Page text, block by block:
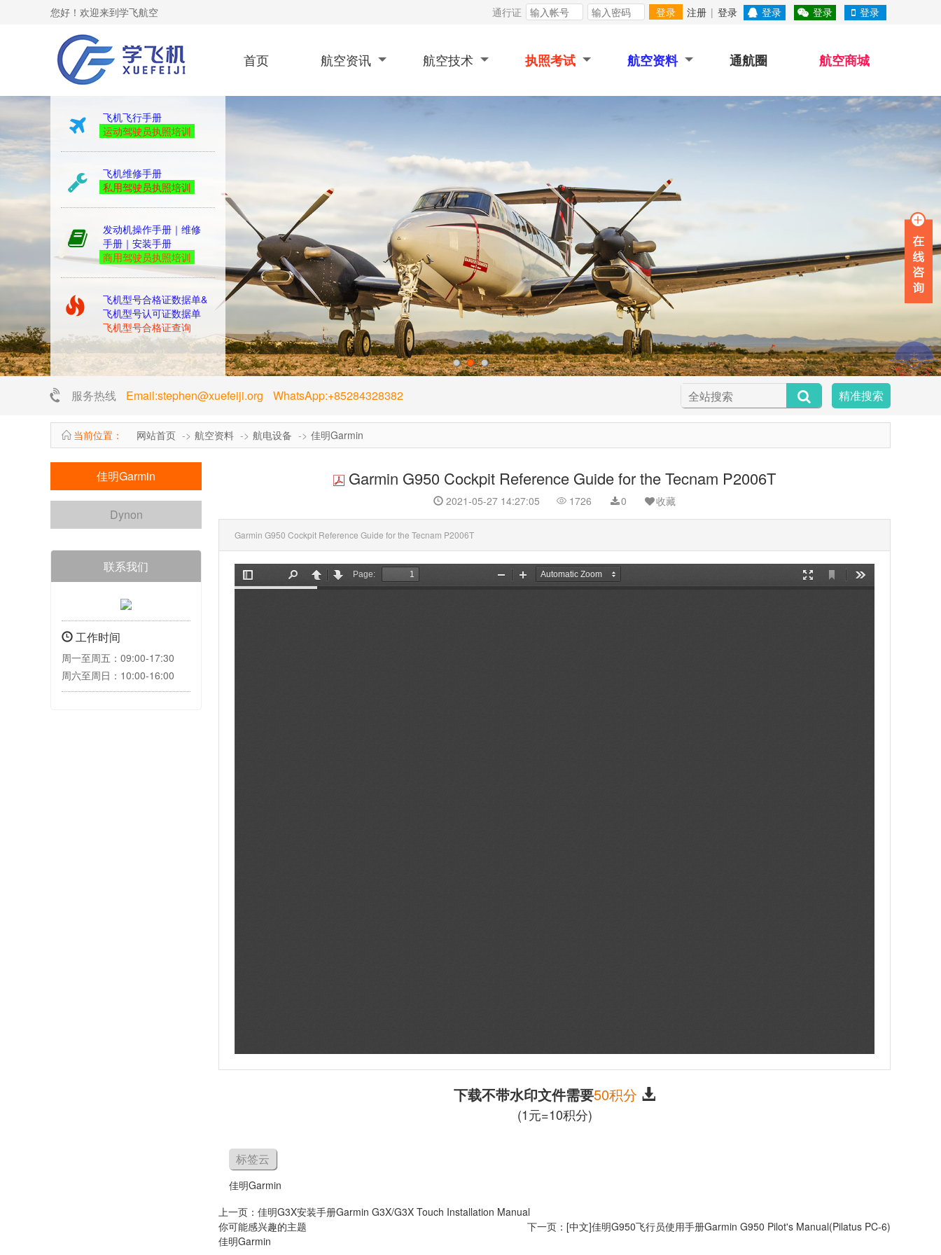
您好！欢迎来到学飞航空 通行证 登录 注册 | 登录 登录 登录 登录
首页 航空资讯 航空技术 执照考试 航空资料 通航圈 航空商城
kingair
飞机飞行手册
运动驾驶员执照培训
飞机维修手册
私用驾驶员执照培训
发动机操作手册｜维修
手册｜安装手册
商用驾驶员执照培训
飞机型号合格证数据单&
飞机型号认可证数据单
飞机型号合格证查询
服务热线 Email:stephen@xuefeiji.org WhatsApp:+85284328382 精准搜索
当前位置： 网站首页 航空资料 航电设备 佳明Garmin
佳明Garmin
Dynon
联系我们
工作时间
周一至周五：09:00-17:30
周六至周日：10:00-16:00
Garmin G950 Cockpit Reference Guide for the Tecnam P2006T
2021-05-27 14:27:05 1726 0 收藏
Garmin G950 Cockpit Reference Guide for the Tecnam P2006T
下载不带水印文件需要50积分
(1元=10积分)
标签云
佳明Garmin
上一页： 佳明G3X安装手册Garmin G3X/G3X Touch Installation Manual
下一页： [中文]佳明G950飞行员使用手册Garmin G950 Pilot's Manual(Pilatus PC-6)
你可能感兴趣的主题
佳明Garmin